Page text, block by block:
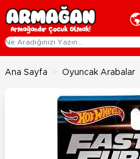
İçeriğe geç
Ana Sayfa > Oyuncak Arabalar